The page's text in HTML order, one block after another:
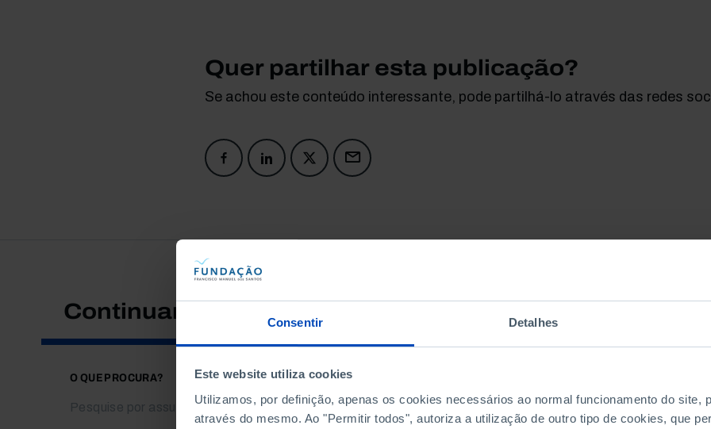
Consentir Detalhes
Este website utiliza cookies
Utilizamos, por definição, apenas os cookies necessários ao normal funcionamento do site,
através do mesmo. Ao "Permitir todos", autoriza a utilização de outro tipo de cookies, que
Quer partilhar esta publicação?
Se achou este conteúdo interessante, pode partilhá-lo através das redes
Continuar a pesquisar
O QUE PROCURA?